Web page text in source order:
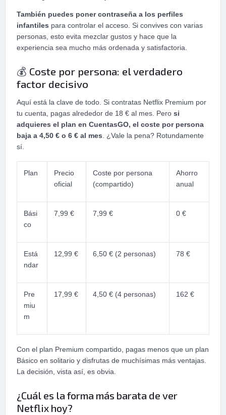
También puedes poner contraseña a los perfiles
infantiles para controlar el acceso. Si convives con varias
personas, esto evita mezclar gustos y hace que la
experiencia sea mucho más ordenada y satisfactoria.
💰 Coste por persona: el verdadero
factor decisivo
Aquí está la clave de todo. Si contratas Netflix Premium por
tu cuenta, pagas alrededor de 18 € al mes. Pero si
adquieres el plan en CuentasGO, el coste por persona
baja a 4,50 € o 6 € al mes . ¿Vale la pena? Rotundamente
sí.
Plan
Precio
oficial
Coste por persona
(compartido)
Ahorro
anual
Bási
co
7,99 € 7,99 € 0 €
Está
ndar
12,99 € 6,50 € (2 personas) 78 €
Pre
miu
m
17,99 € 4,50 € (4 personas) 162 €
Con el plan Premium compartido, pagas menos que un plan
Básico en solitario y disfrutas de muchísimas más ventajas.
La decisión, vista así, es obvia.
¿Cuál es la forma más barata de ver
Netflix hoy?